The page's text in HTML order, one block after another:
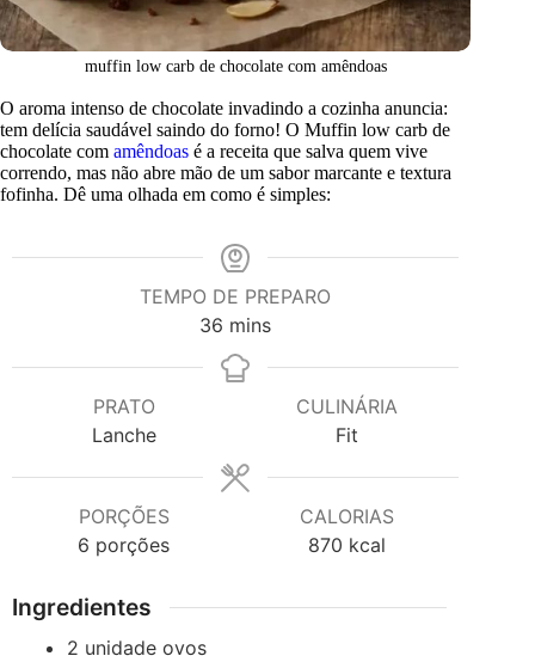
muffin low carb de chocolate com amêndoas
O aroma intenso de chocolate invadindo a cozinha anuncia:
tem delícia saudável saindo do forno! O Muffin low carb de
chocolate com amêndoas é a receita que salva quem vive
correndo, mas não abre mão de um sabor marcante e textura
fofinha. Dê uma olhada em como é simples:
TEMPO DE PREPARO
36 minutes
mins
PRATO
Lanche
CULINÁRIA
Fit
PORÇÕES
6 porções
CALORIAS
870 kcal
Ingredientes
2 unidade ovos